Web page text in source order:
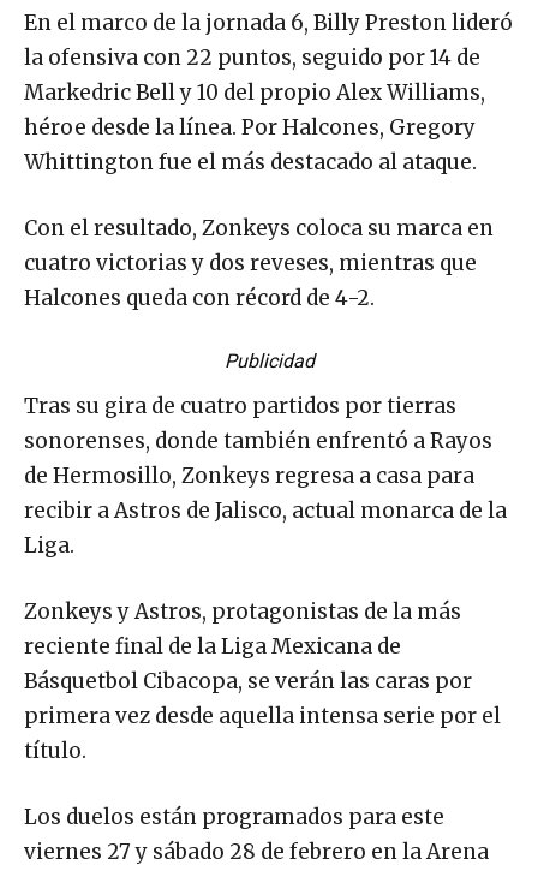
En el marco de la jornada 6, Billy Preston lideró
la ofensiva con 22 puntos, seguido por 14 de
Markedric Bell y 10 del propio Alex Williams,
héroe desde la línea. Por Halcones, Gregory
Whittington fue el más destacado al ataque.
Con el resultado, Zonkeys coloca su marca en
cuatro victorias y dos reveses, mientras que
Halcones queda con récord de 4-2.
Publicidad
Tras su gira de cuatro partidos por tierras
sonorenses, donde también enfrentó a Rayos
de Hermosillo, Zonkeys regresa a casa para
recibir a Astros de Jalisco, actual monarca de la
Liga.
Zonkeys y Astros, protagonistas de la más
reciente final de la Liga Mexicana de
Básquetbol Cibacopa, se verán las caras por
primera vez desde aquella intensa serie por el
título.
Los duelos están programados para este
viernes 27 y sábado 28 de febrero en la Arena